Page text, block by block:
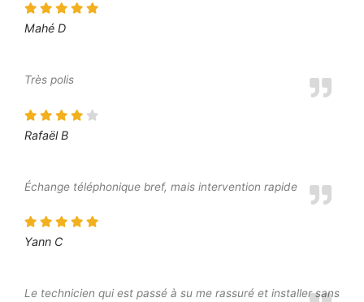
Mahé D
Très polis
Rafaël B
Échange téléphonique bref, mais intervention rapide
Yann C
Le technicien qui est passé à su me rassuré et installer sans